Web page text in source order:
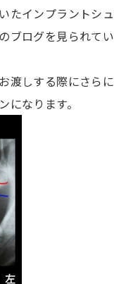
インプラントシ
ログを見られてい
しする際にさら
なります。